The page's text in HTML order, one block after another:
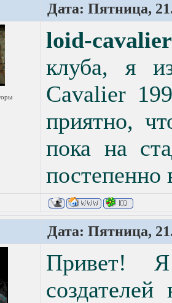
Дата: Пятница,
loid-cavalier
клуба, я
Cavalier
приятно,
пока на
постепенно
Дата: Пятница,
Привет!